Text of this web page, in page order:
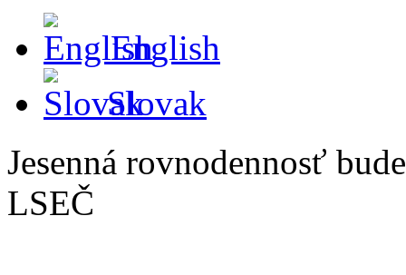
English
Slovak
Jesenná rovnodennosť
LSEČ